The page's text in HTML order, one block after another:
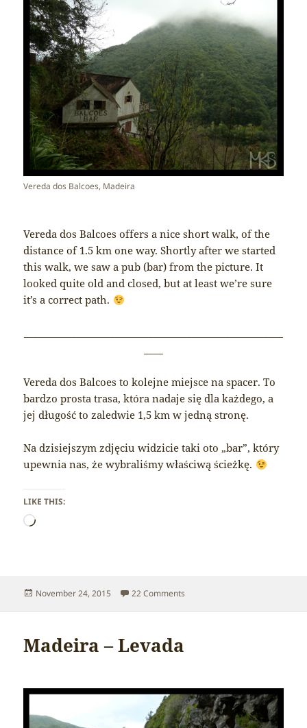
Vereda dos Balcoes, Madeira
Vereda dos Balcoes offers a nice short walk, of the
distance of 1.5 km one way. Shortly after we started
this walk, we saw a pub (bar) from the picture. It
looked quite old and closed, but at least we’re sure
it’s a correct path.
Vereda dos Balcoes to kolejne miejsce na spacer. To
bardzo prosta trasa, która nadaje się dla każdego, a
jej długość to zaledwie 1,5 km w jedną stronę.
Na dzisiejszym zdjęciu widzicie taki oto „bar”, który
upewnia nas, że wybraliśmy właściwą ścieżkę.
LIKE THIS:
Loading…
Posted
November 24, 2015 22 Comments
Madeira – Levada